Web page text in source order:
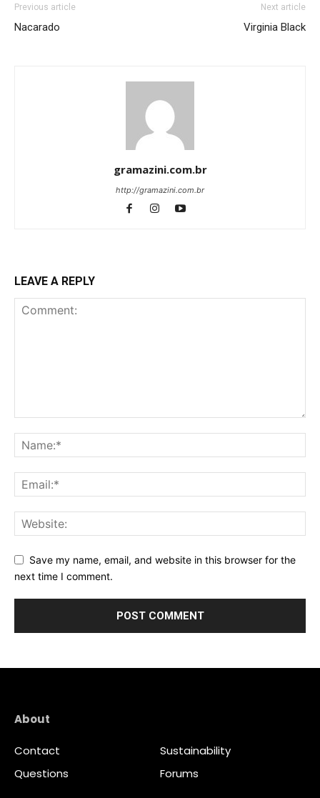
Previous article
Nacarado
Next article
Virginia Black
gramazini.com.br
http://gramazini.com.br
LEAVE A REPLY
Save my name, email, and website in this browser for the
next time I comment.
About
Contact
Sustainability
Questions
Forums